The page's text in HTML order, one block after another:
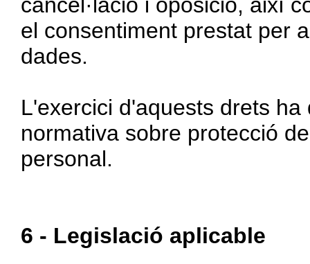
el consentiment prestat per
dades.
L'exercici d'aquests drets
normativa sobre protecció
personal.
6 - Legislació aplicable